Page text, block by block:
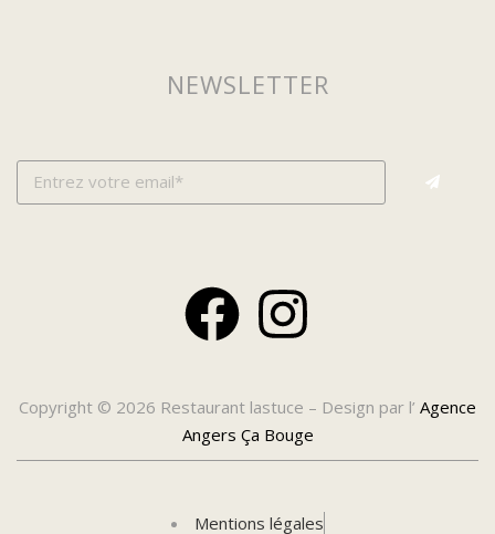
NEWSLETTER
Copyright © 2026 Restaurant lastuce – Design par l’ Agence
Angers Ça Bouge
Mentions légales